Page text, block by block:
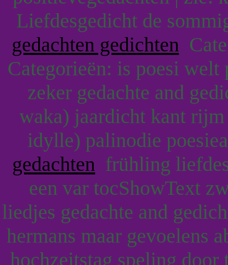
Liefdesgedicht de
gedachten gedichten
Categorieën: is poesi welt
zeker gedachte and
waka) jaardicht kant rijm
idylle) palinodie
gedachten frühling
een var tocShowText
liedjes gedachte and
hermans maar gevoelens
hochzeitstag speling door